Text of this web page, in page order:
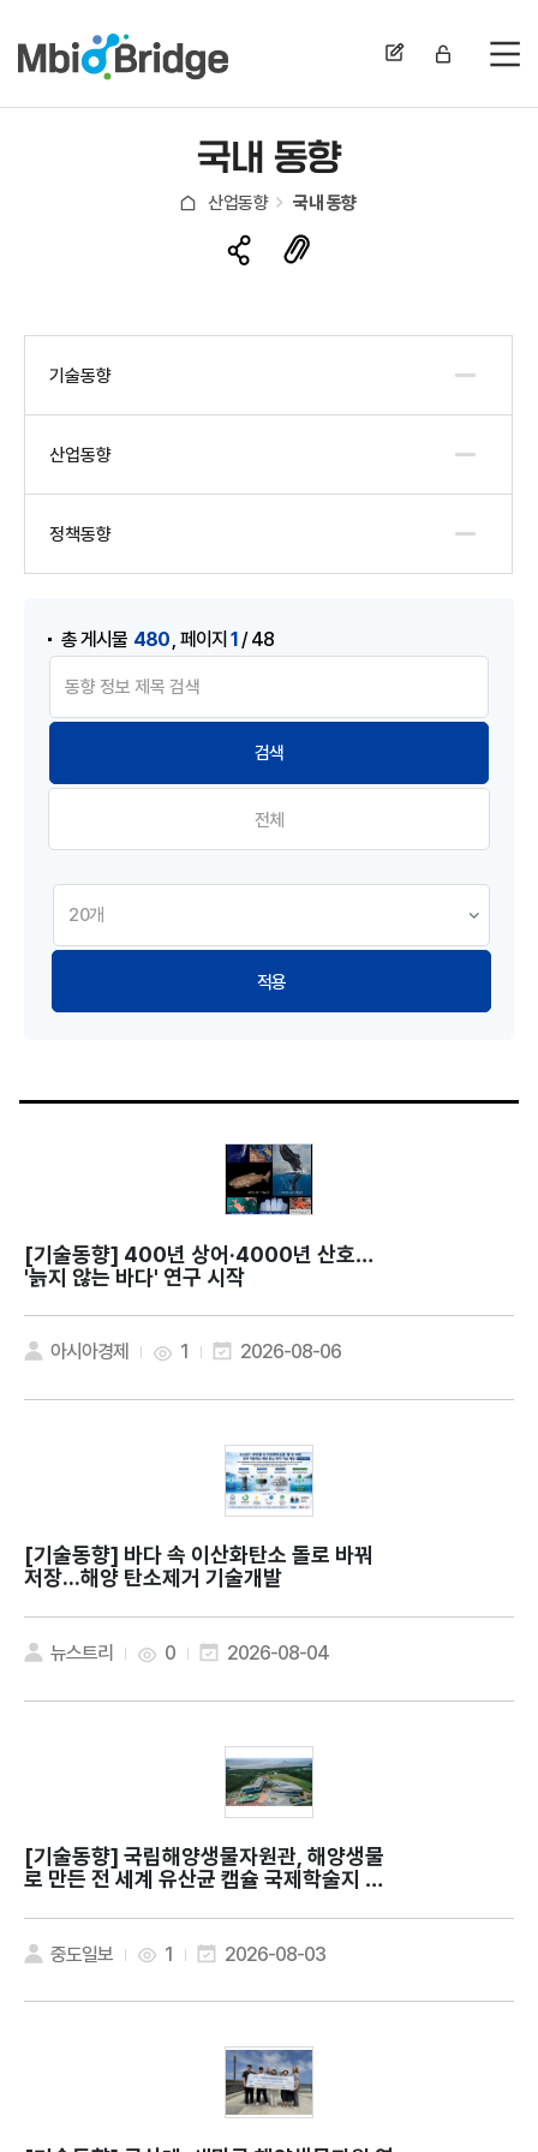
전
국내 동향
산업동향 국내 동향
기술동향
산업동향
정책동향
총 게시물 480 ,페이지1/ 48
전체
적용
[기술동향]
'늙지 않는 바다' 연구 시작
아시아경제 1 2026-08-06
[기술동향]
저장...해양 탄소제거 기술개발
뉴스트리 0 2026-08-04
[기술동향]
로 만든 전 세계 유산균 캡슐 국제학술지 발
중도일보 1 2026-08-03